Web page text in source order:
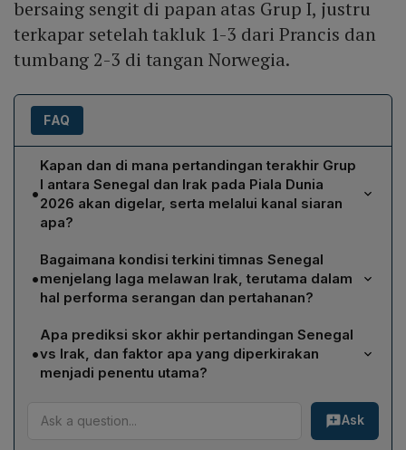
bersaing sengit di papan atas Grup I, justru
terkapar setelah takluk 1-3 dari Prancis dan
tumbang 2-3 di tangan Norwegia.
FAQ
•
Kapan dan di mana pertandingan terakhir Grup
I antara Senegal dan Irak pada Piala Dunia
2026 akan digelar, serta melalui kanal siaran
apa?
Pertandingan dijadwalkan pada Sabtu, 27 Juni 2026,
pukul 02.00 WIB, bertandang di BMO Field, Toronto,
Kanada. Siaran langsung dapat disaksikan di TVRI dan
TVRI Sport.
•
Bagaimana kondisi terkini timnas Senegal
menjelang laga melawan Irak, terutama dalam
hal performa serangan dan pertahanan?
Senegal, di bawah asuhan Pape Thiaw, mencetak tiga
gol dalam dua pertandingan, dengan Ismaila Sarr
menjadi pencetak gol terbanyak (dua gol). Namun lini
belakang belum solid, terbukti dari enam gol yang
kebobolan dalam dua laga melawan Prancis dan
Norwegia, menandakan koordinasi pertahanan masih
•
Apa prediksi skor akhir pertandingan Senegal
vs Irak, dan faktor apa yang diperkirakan
menjadi penentu utama?
Prediksi skor akhir adalah Senegal 2‑0 Irak. Faktor
penentu utama meliputi kepemimpinan Sadio Mane
yang dapat mengendalikan serangan, disiplin defensif
Ask